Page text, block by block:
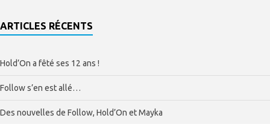
ARTICLES RÉCENTS
Hold’On a fêté ses 12 ans !
Follow s’en est allé…
Des nouvelles de Follow, Hold’On et Mayka